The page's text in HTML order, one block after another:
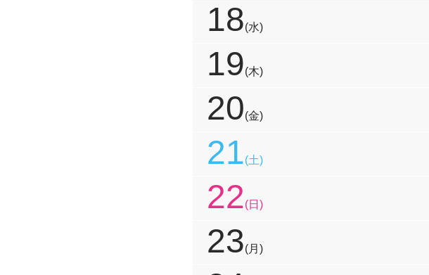
18(水)
19(木)
20(金)
21(土)
22(日)
23(月)